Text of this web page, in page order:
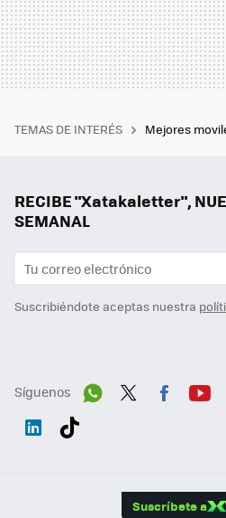
TEMAS DE INTERÉS Mejores
RECIBE "Xatakaletter",
SEMANAL
Suscribiéndote aceptas nuestra
Síguenos
Suscríbete a